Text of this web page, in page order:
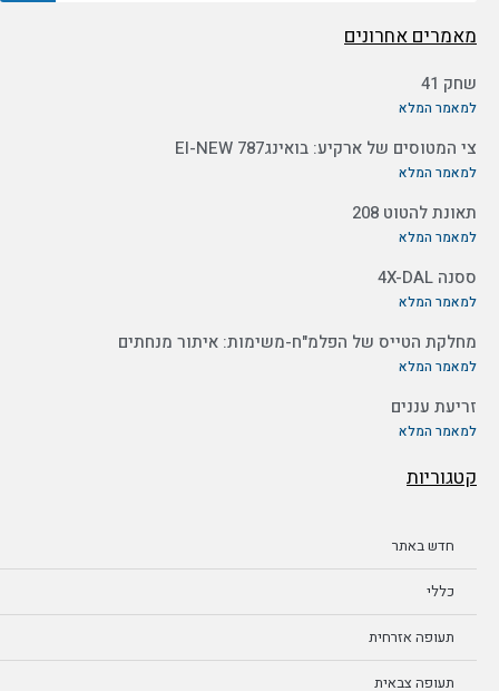
מאמרים אחרונים
שחק 41
למאמר המלא
צי המטוסים של ארקיע: בואינג787 EI-NEW
למאמר המלא
תאונת להטוט 208
למאמר המלא
ססנה 4X-DAL
למאמר המלא
מחלקת הטייס של הפלמ"ח-משימות: איתור מנחתים
למאמר המלא
זריעת עננים
למאמר המלא
קטגוריות
חדש באתר
כללי
תעופה אזרחית
תעופה צבאית